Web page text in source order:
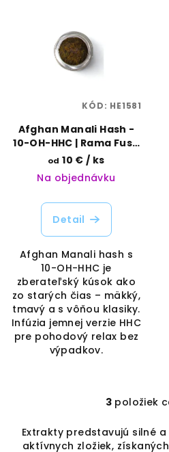
Afghan Manali Hash -
10-OH-HHC | Rama Fuse
| Vaporama
od 10 € / ks
Na objednávku
Detail
Afghan Manali hash s
10-OH-HHC je
zberateľský kúsok ako
zo starých čias – mäkký,
tmavý a s vôňou klasiky.
Infúzia jemnej verzie HHC
pre pohodový relax bez
výpadkov.
KÓD: HE1581
O
v
l
3 položiek
Extrakty predstavujú silné
aktívnych zložiek,